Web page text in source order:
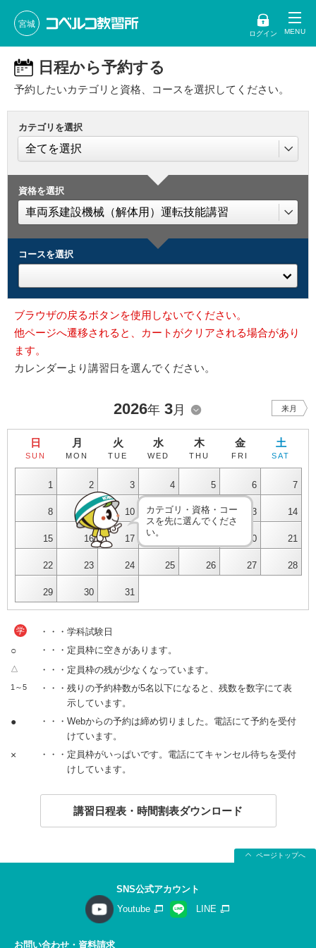
宮城
ログイン
日程から予約する
予約したいカテゴリと資格、コースを選択してください。
カテゴリを選択
資格を選択
コースを選択
ブラウザの戻るボタンを使用しないでください。
他ページへ遷移されると、カートがクリアされる場合があり
ます。
カレンダーより講習日を選んでください。
2026年 3月 来月
日
SUN
月
MON
火
TUE
水
WED
木
THU
金
FRI
土
SAT
1 2 3 4 5 6 7
8 9 10 11 12 13 14
15 16 17 20 21
22 23 24 25 26 27 28
29 30 31
カテゴリ・資格・コー
スを先に選んでくださ
い。
学 ・・・学科試験日
○ ・・・定員枠に空きがあります。
△ ・・・定員枠の残が少なくなっています。
1～5
・・・残りの予約枠数が5名以下になると、残数を数字にて表
示しています。
●
・・・Webからの予約は締め切りました。電話にて予約を受付
けています。
×
・・・定員枠がいっぱいです。電話にてキャンセル待ちを受付
けしています。
講習日程表・時間割表ダウンロード
ページトップへ
SNS公式アカウント
Youtube
LINE
お問い合わせ・資料請求